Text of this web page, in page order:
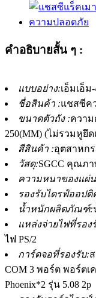
คำอธิบายสั้น ๆ :
แบบอย่าง:เอ็มเอ็ม
ชื่อสินค้า :แชสซีค
ขนาดตัวถัง :ความ
250(MM) (ไม่รวมหูยึ
สีสินค้า :อุตสาหก
วัสดุ:SGCC คุณภา
ความหนาของแผ่
รองรับไดรฟ์ออปติ
น้ำหนักผลิตภัณฑ์:
แหล่งจ่ายไฟที่รอง
ไฟ PS/2
การ์ดจอที่รองรับ:
COM 3 พอร์ต พอร์ต
Phoenix*2 รุ่น 5.08 2p